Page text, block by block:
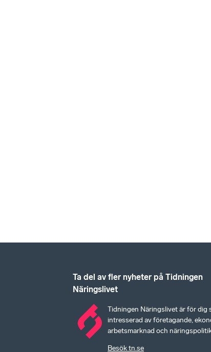
Ta del av fler nyheter på Tidningen
Näringslivet
Tidningen Näringslivet är för dig
intresserad av företagande,
arbetsmarknad och
Besök tn.se